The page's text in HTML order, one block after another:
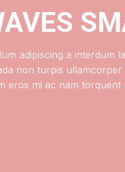
adipiscing a interdum
non turpis
eros mi ac nam torquent